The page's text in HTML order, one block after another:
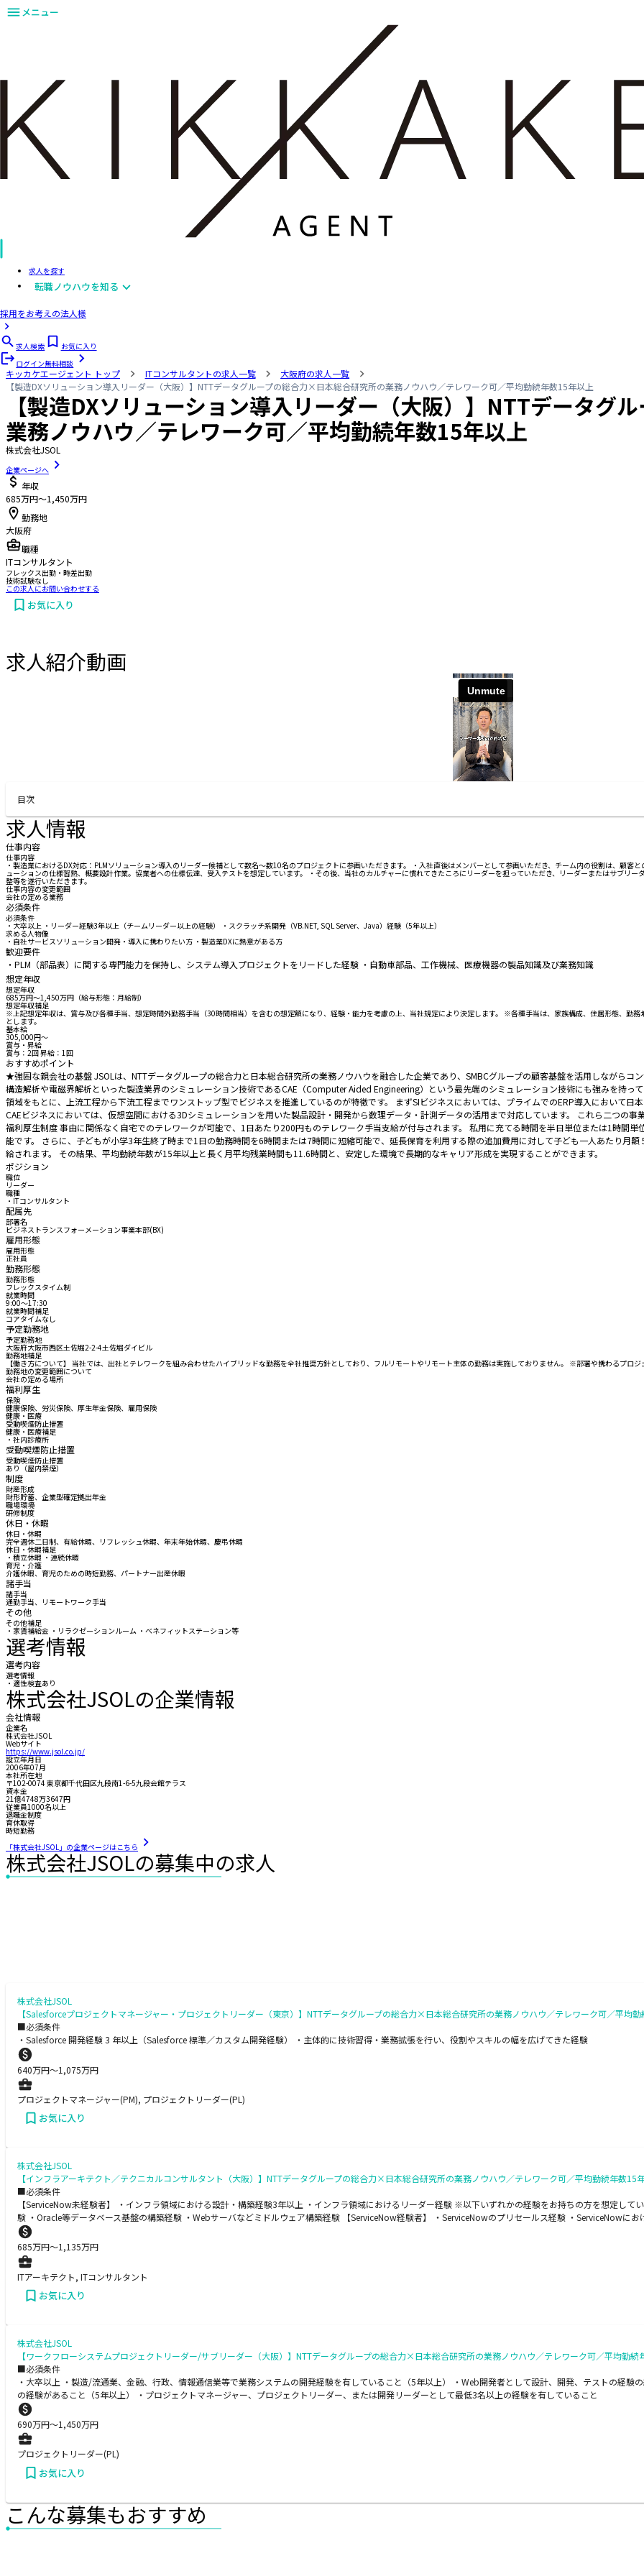
メニュー
求人を探す
転職ノウハウを知る
採用をお考えの法人様
求人検索
お気に入り
ログイン無料相談
キッカケエージェント トップ ITコンサルタントの求人一覧
大阪府の求人一覧
【製造DXソリューション導入リーダー（大阪）】NTTデータグループの総合力×日本総合研究所の業務ノウハウ／テレワーク可／平均勤続年数15年以上
【製造DXソリューション導入リーダー（大阪）】NTTデータグ
業務ノウハウ／テレワーク可／平均勤続年数15年以上
株式会社JSOL
企業ページへ
年収
685万円〜1,450万円
勤務地
大阪府
職種
ITコンサルタント
フレックス出勤・時差出勤
技術試験なし
この求人にお問い合わせする
お気に入り
お問い合わせする
求人紹介動画
目次
求人情報
仕事内容
仕事内容
・製造業におけるDX対応：PLMソリューション導入のリーダー候補として数名～数10名のプロジェクトに参画いただきます。 ・入社直後はメンバーとして参画いただき、チーム内の役割は、顧客
ューションの仕様習熟、概要設計作業。協業者への仕様伝達、受入テストを想定しています。 ・その後、当社のカルチャーに慣れてきたころにリーダーを担っていただき、リーダーまたはサブリ
整等を遂行いただきます。
仕事内容の変更範囲
会社の定める業務
必須条件
必須条件
・大卒以上 ・リーダー経験3年以上（チームリーダー以上の経験） ・スクラッチ系開発（VB.NET, SQL Server、Java）経験（5年以上）
求める人物像
・自社サービスソリューション開発・導入に携わりたい方 ・製造業DXに熱意がある方
歓迎要件
・PLM（部品表）に関する専門能力を保持し、システム導入プロジェクトをリードした経験 ・自動車部品、工作機械、医療機器の製品知識及び業務知識
想定年収
想定年収
685万円〜1,450万円（給与形態：月給制）
想定年収補足
※上記想定年収は、賞与及び各種手当、想定時間外勤務手当（30時間相当）を含むの想定額になり、経験・能力を考慮の上、当社規定により決定します。 ※各種手当は、家族構成、住居形態、勤
とします。
基本給
305,000円〜
賞与・昇給
賞与：2回 昇給：1回
おすすめポイント
★強固な親会社の基盤 JSOLは、NTTデータグループの総合力と日本総合研究所の業務ノウハウを融合した企業であり、SMBCグループの顧客基盤を活用しながらコ
構造解析や電磁界解析といった製造業界のシミュレーション技術であるCAE（Computer Aided Engineering）という最先端のシミュレーション技術にも強みを持
領域をもとに、上流工程から下流工程までワンストップ型でビジネスを推進しているのが特徴です。 まずSIビジネスにおいては、プライムでのERP導入において日
CAEビジネスにおいては、仮想空間における3Dシミュレーションを用いた製品設計・開発から数理データ・計測データの活用まで対応しています。 これら二つの
福利厚生制度 事由に関係なく自宅でのテレワークが可能で、1日あたり200円ものテレワーク手当支給が付与されます。 私用に充てる時間を半日単位または1時間
能です。 さらに、子どもが小学3年生終了時まで1日の勤務時間を6時間または7時間に短縮可能で、延長保育を利用する際の追加費用に対して子ども一人あたり月
給されます。 その結果、平均勤続年数が15年以上と長く月平均残業時間も11.6時間と、安定した環境で長期的なキャリア形成を実現することができます。
ポジション
職位
リーダー
職種
・ITコンサルタント
配属先
部署名
ビジネストランスフォーメーション事業本部(BX)
雇用形態
雇用形態
正社員
勤務形態
勤務形態
フレックスタイム制
就業時間
9:00〜17:30
就業時間補足
コアタイムなし
予定勤務地
予定勤務地
大阪府大阪市西区土佐堀2-2-4土佐堀ダイビル
勤務地補足
【働き方について】 当社では、出社とテレワークを組み合わせたハイブリッドな勤務を全社推奨方針としており、フルリモートやリモート主体の勤務は実施しておりません。 ※部署や携わるプロジ
勤務地の変更範囲について
会社の定める場所
福利厚生
保険
健康保険、労災保険、厚生年金保険、雇用保険
健康・医療
受動喫煙防止措置
健康・医療補足
・社内診療所
受動喫煙防止措置
受動喫煙防止措置
あり（屋内禁煙）
制度
財産形成
財形貯蓄、企業型確定拠出年金
職場環境
研修制度
休日・休暇
休日・休暇
完全週休二日制、有給休暇、リフレッシュ休暇、年末年始休暇、慶弔休暇
休日・休暇補足
・積立休暇 ・連続休暇
育児・介護
介護休暇、育児のための時短勤務、パートナー出産休暇
諸手当
諸手当
通勤手当、リモートワーク手当
その他
その他補足
・家賃補給金 ・リラクゼーションルーム ・ベネフィットステーション等
選考情報
選考内容
選考情報
・適性検査あり
株式会社JSOLの企業情報
会社情報
企業名
株式会社JSOL
Webサイト
https://www.jsol.co.jp/
設立年月日
2006年07月
本社所在地
〒102-0074 東京都千代田区九段南1-6-5九段会館テラス
資本金
21億4748万3647円
従業員1000名以上
退職金制度
育休取得
時短勤務
「株式会社JSOL」の企業ページはこちら
株式会社JSOLの募集中の求人
株式会社JSOL
【Salesforceプロジェクトマネージャー・プロジェクトリーダー（東京）】NTTデータグループの総合力×日本総合研究所の業務ノウハウ／テレワーク可／平均
■必須条件
・Salesforce 開発経験 3 年以上（Salesforce 標準／カスタム開発経験） ・主体的に技術習得・業務拡張を行い、役割やスキルの幅を広げてきた経験
640万円〜1,075万円
プロジェクトマネージャー(PM), プロジェクトリーダー(PL)
お気に入り
株式会社JSOL
【インフラアーキテクト／テクニカルコンサルタント（大阪）】NTTデータグループの総合力×日本総合研究所の業務ノウハウ／テレワーク可／平均勤続年数15
■必須条件
【ServiceNow未経験者】 ・インフラ領域における設計・構築経験3年以上 ・インフラ領域におけるリーダー経験 ※以下いずれかの経験をお持ちの方を想定し
験 ・Oracle等データベース基盤の構築経験 ・Webサーバなどミドルウェア構築経験 【ServiceNow経験者】 ・ServiceNowのプリセールス経験 ・ServiceNowに
685万円〜1,135万円
ITアーキテクト, ITコンサルタント
お気に入り
株式会社JSOL
【ワークフローシステムプロジェクトリーダー/サブリーダー（大阪）】NTTデータグループの総合力×日本総合研究所の業務ノウハウ／テレワーク可／平均勤続
■必須条件
・大卒以上 ・製造/流通業、金融、行政、情報通信業等で業務システムの開発経験を有していること（5年以上） ・Web開発者として設計、開発、テストの経験
の経験があること（5年以上） ・プロジェクトマネージャー、プロジェクトリーダー、または開発リーダーとして最低3名以上の経験を有していること
690万円〜1,450万円
プロジェクトリーダー(PL)
お気に入り
こんな募集もおすすめ